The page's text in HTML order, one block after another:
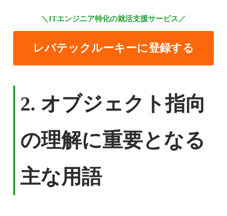
＼ITエンジニア特化の就活支援サービス／
レバテックルーキーに登録する
2. オブジェクト指向
の理解に重要となる
主な用語